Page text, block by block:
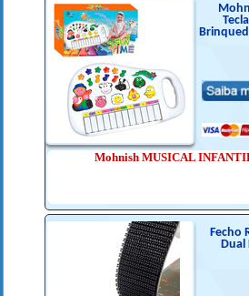
Mohnish MUSICAL
Fecho
Dual